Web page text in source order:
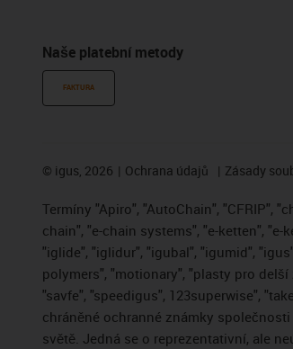
Naše platební metody
FAKTURA
© igus, 2026 Ochrana údajů Zásady
Termíny "Apiro", "AutoChain", "CFRIP",
chain", "e-chain systems", "e-ketten", "e-
"iglide", "iglidur", "igubal", "igumid",
polymers", "motionary", "plasty pro delší
"savfe", "speedigus", 123superwise",
chráněné ochranné známky
světě. Jedná se o reprezentativní, ale